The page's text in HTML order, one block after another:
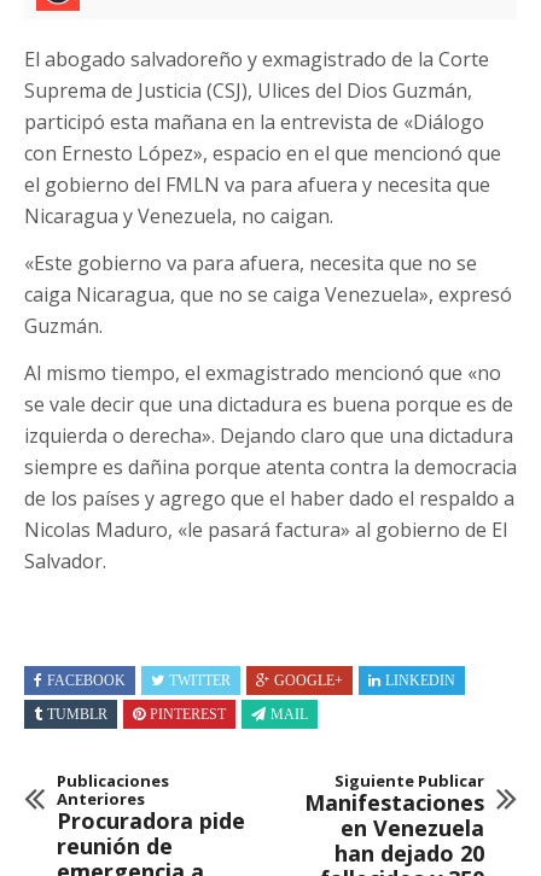
El abogado salvadoreño y exmagistrado de la Corte
Suprema de Justicia (CSJ), Ulices del Dios Guzmán,
participó esta mañana en la entrevista de «Diálogo
con Ernesto López», espacio en el que mencionó que
el gobierno del FMLN va para afuera y necesita que
Nicaragua y Venezuela, no caigan.
«Este gobierno va para afuera, necesita que no se
caiga Nicaragua, que no se caiga Venezuela», expresó
Guzmán.
Al mismo tiempo, el exmagistrado mencionó que «no
se vale decir que una dictadura es buena porque es de
izquierda o derecha». Dejando claro que una dictadura
siempre es dañina porque atenta contra la democracia
de los países y agrego que el haber dado el respaldo a
Nicolas Maduro, «le pasará factura» al gobierno de El
Salvador.
FACEBOOK TWITTER GOOGLE+
LINKEDIN
TUMBLR
PINTEREST MAIL
Publicaciones
Anteriores
Procuradora pide
reunión de
Siguiente Publicar
Manifestaciones
en Venezuela
han dejado 20